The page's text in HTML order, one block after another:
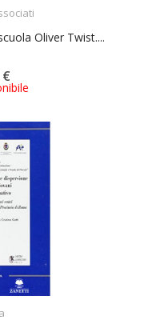
Oliver Twist....